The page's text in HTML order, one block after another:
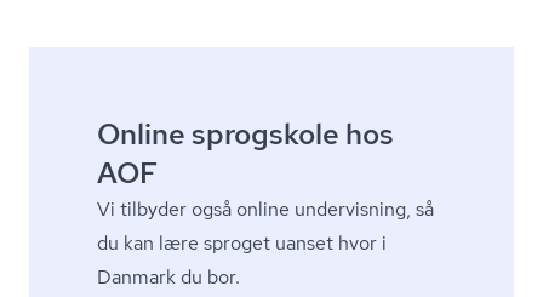
Online sprogskole hos
AOF
Vi tilbyder også online undervisning, så
du kan lære sproget uanset hvor i
Danmark du bor.